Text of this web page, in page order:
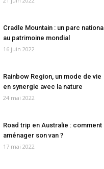
Cradle Mountain : un parc national
au patrimoine mondial
16 juin 2022
Rainbow Region, un mode de vie
en synergie avec la nature
24 mai 2022
Road trip en Australie : comment
aménager son van ?
17 mai 2022